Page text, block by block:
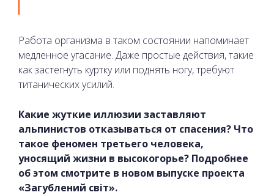
Работа организма в таком состоянии напоминает
медленное угасание. Даже простые действия, такие
как застегнуть куртку или поднять ногу, требуют
титанических усилий.
Какие жуткие иллюзии заставляют
альпинистов отказываться от спасения? Что
такое феномен третьего человека,
уносящий жизни в высокогорье? Подробнее
об этом смотрите в новом выпуске проекта
«Загублений світ».